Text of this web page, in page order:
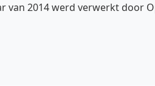
van 2014 werd verwerkt door